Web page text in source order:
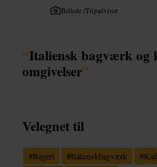
Billede /Tripadvisor
“Italiensk bagværk og
omgivelser”
Velegnet til
#Bageri #Italienskbagværk #